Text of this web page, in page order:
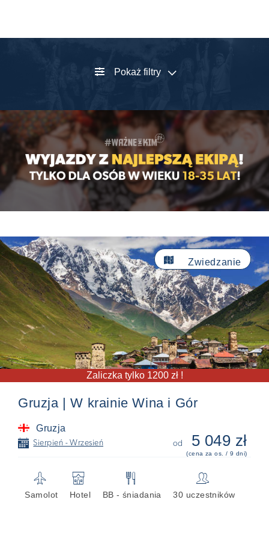
Pokaż filtry
Zaliczka tylko 1200 zł !
Zwiedzanie

Gruzja | W krainie Wina i Gór
Gruzja
📅 Sierpień - Wrzesień od 5 049 zł
(cena za os. / 9 dni)
✈
Samolot
🏨
Hotel
🍴
BB - śniadania
👥
30 uczestników